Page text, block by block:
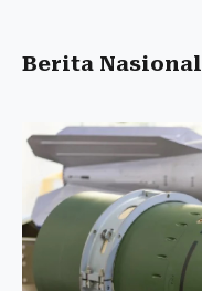
Berita Nasional